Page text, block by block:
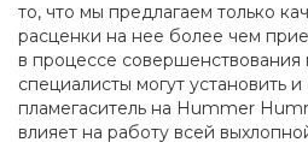
то, что мы предлагаем только
расценки на нее более чем
в процессе
специалисты могут установить
пламегаситель на Hummer
влияет на работу всей